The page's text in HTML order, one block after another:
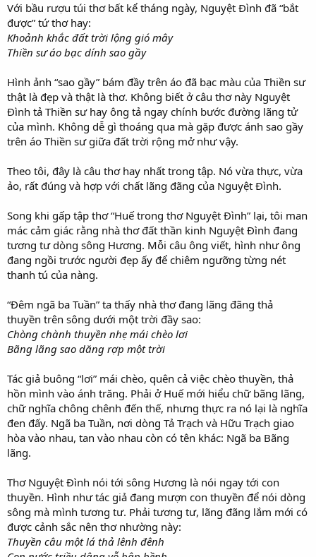
Với bầu rượu túi thơ bất kể tháng ngày, Nguyệt Đình đã “bắt
được” tứ thơ hay:
Khoảnh khắc đất trời lộng gió mây
Thiền sư áo bạc dính sao gầy
Hình ảnh “sao gầy” bám đầy trên áo đã bạc màu của Thiền sư
thật là đẹp và thật là thơ. Không biết ở câu thơ này Nguyệt
Đình tả Thiền sư hay ông tả ngay chính bước đường lãng tử
của mình. Không dễ gì thoáng qua mà gặp được ánh sao gầy
trên áo Thiền sư giữa đất trời rộng mở như vậy.
Theo tôi, đây là câu thơ hay nhất trong tập. Nó vừa thực, vừa
ảo, rất đúng và hợp với chất lãng đãng của Nguyệt Đình.
Song khi gấp tập thơ “Huế trong thơ Nguyệt Đình” lại, tôi man
mác cảm giác rằng nhà thơ đất thần kinh Nguyệt Đình đang
tương tư dòng sông Hương. Mỗi câu ông viết, hình như ông
đang ngồi trước người đẹp ấy để chiêm ngưỡng từng nét
thanh tú của nàng.
“Đêm ngã ba Tuần” ta thấy nhà thơ đang lãng đãng thả
thuyền trên sông dưới một trời đầy sao:
Chòng chành thuyền nhẹ mái chèo lơi
Bãng lãng sao dăng rợp một trời
Tác giả buông “lơi” mái chèo, quên cả việc chèo thuyền, thả
hồn mình vào ánh trăng. Phải ở Huế mới hiểu chữ bãng lãng,
chữ nghĩa chông chênh đến thế, nhưng thực ra nó lại là nghĩa
đen đấy. Ngã ba Tuần, nơi dòng Tả Trạch và Hữu Trạch giao
hòa vào nhau, tan vào nhau còn có tên khác: Ngã ba Bãng
lãng.
Thơ Nguyệt Đình nói tới sông Hương là nói ngay tới con
thuyền. Hình như tác giả đang mượn con thuyền để nói dòng
sông mà mình tương tư. Phải tương tư, lãng đãng lắm mới có
được cảnh sắc nên thơ nhường này:
Thuyền câu một lá thả lênh đênh